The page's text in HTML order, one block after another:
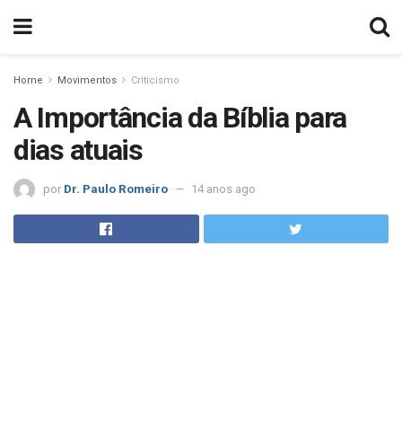
Home Movimentos Criticismo
A Importância da Bíblia para
dias atuais
por Dr. Paulo Romeiro 14 anos ago